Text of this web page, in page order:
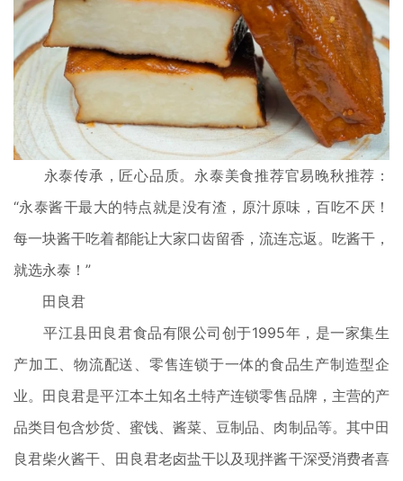
永泰传承， 匠心品质。 永泰美食推荐官易晚秋推荐：
“永泰酱干最大的特点就是没有渣， 原汁原味，百吃不厌 ！
每一块酱干吃着都能让大家口齿留香，流连忘返。 吃酱干，
就选永泰！ ”
田良君
平江县田良君食品有限公司创于1995年，是一家集生
产加工、物流配送、零售连锁于一体的食品生产制造型企
业。田良君是平江本土知名土特产连锁零售品牌，主营的产
品类目包含炒货、蜜饯、酱菜、豆制品、肉制品等。其中田
良君柴火酱干、田良君老卤盐干以及现拌酱干深受消费者喜